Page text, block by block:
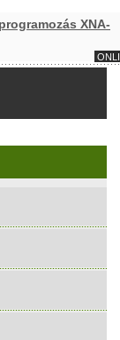
XNA-